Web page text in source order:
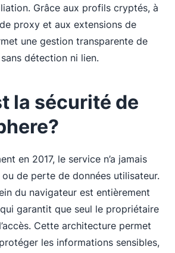
Grâce aux profils cryptés, à
proxy et aux extensions de
une gestion transparente de
détection ni lien.
la sécurité de
?
en 2017, le service n’a jamais
de perte de données utilisateur.
du navigateur est entièrement
garantit que seul le propriétaire
Cette architecture permet
les informations sensibles,